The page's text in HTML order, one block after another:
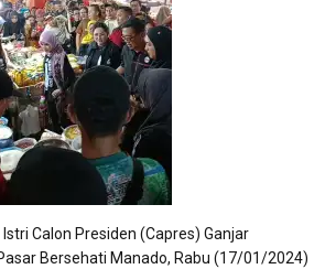
Calon Presiden (Capres) Ganjar
Bersehati Manado, Rabu (17/01/2024)